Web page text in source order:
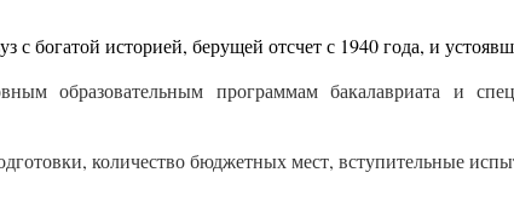
богатой историей, берущей отсчет с 1940 года, и
образовательным программам бакалавриата и
количество бюджетных мест, вступительные